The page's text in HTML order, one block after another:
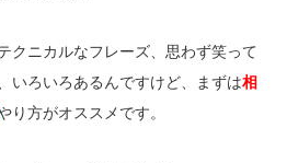
クニカルなフレーズ、思わず笑って
いろいろあるんですけど、まずは相
り方がオススメです。